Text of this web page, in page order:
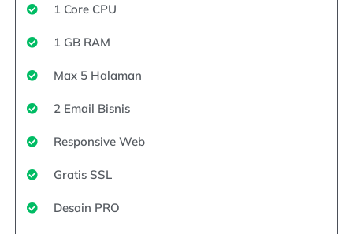
1 Core CPU
1 GB RAM
Max 5 Halaman
2 Email Bisnis
Responsive Web
Gratis SSL
Desain PRO